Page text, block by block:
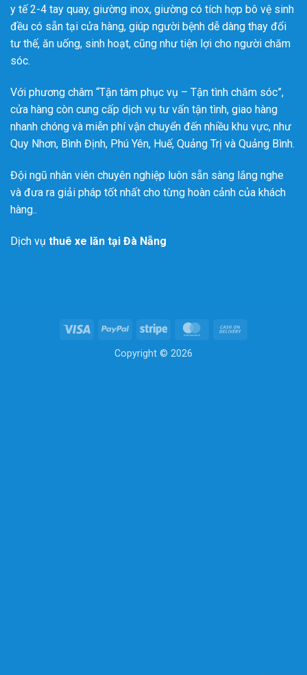
y tế 2-4 tay quay, giường inox, giường có tích hợp bô vệ sinh
đều có sẵn tại cửa hàng, giúp người bệnh dễ dàng thay đổi
tư thế, ăn uống, sinh hoạt, cũng như tiện lợi cho người chăm
sóc.
Với phương châm “Tận tâm phục vụ – Tận tình chăm sóc”,
cửa hàng còn cung cấp dịch vụ tư vấn tận tình, giao hàng
nhanh chóng và miễn phí vận chuyển đến nhiều khu vực, như
Quy Nhơn, Bình Định, Phú Yên, Huế, Quảng Trị và Quảng Bình.
Đội ngũ nhân viên chuyên nghiệp luôn sẵn sàng lắng nghe
và đưa ra giải pháp tốt nhất cho từng hoàn cảnh của khách
hàng..
Dịch vụ thuê xe lăn tại Đà Nẵng
Visa PayPal Stripe MasterCard
Copyright © 2026